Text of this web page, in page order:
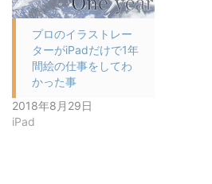
プロのイラストレー
ターがiPadだけで1年
間絵の仕事をしてわ
かった事
2018年8月29日
iPad